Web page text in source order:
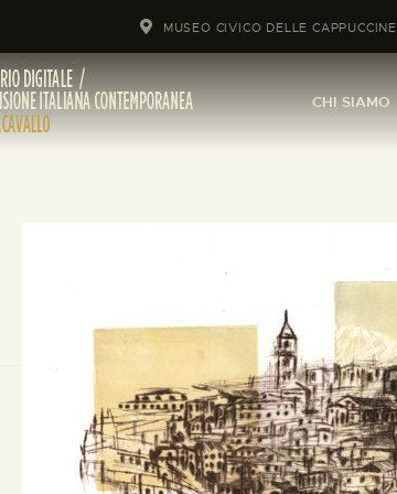
MUSEO CIVICO DELLE CAPPUCCINE
CHI SIAMO